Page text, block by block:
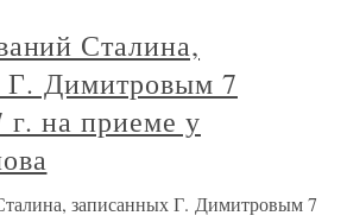
Сталина,
Г. Димитровым 7
г. на приеме у
записанных Г. Димитровым 7